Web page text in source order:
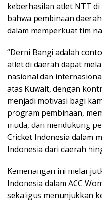
keberhasilan atlet NTT
bahwa pembinaan
dalam memperkuat tim
“Derni Bangi adalah
atlet di daerah dapat
nasional dan
atas Kuwait, dengan
menjadi motivasi bagi
program pembinaan,
muda, dan mendukung
Cricket Indonesia dalam
Indonesia dari daerah
Kemenangan ini
Indonesia dalam ACC
sekaligus menunjukkan